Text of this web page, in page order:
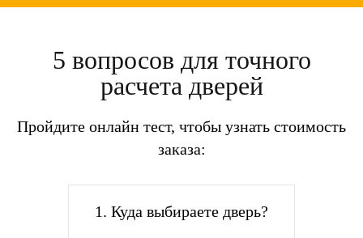
5 вопросов для точного
расчета дверей
Пройдите онлайн тест, чтобы узнать стоимость
заказа:
1. Куда выбираете дверь?